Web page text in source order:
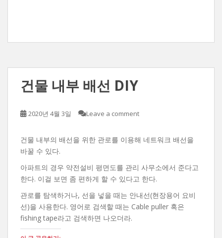
건물 내부 배선 DIY
2020년 4월 3일 Leave a comment
건물 내부의 배선을 위한 관로를 이용해 네트워크 배선을
바꿀 수 있다.
아파트의 경우 약전설비 평면도를 관리 사무소에서 준다고
한다. 이걸 보면 좀 편하게 할 수 있다고 한다.
관로를 탐색하거나, 선을 넣을 때는 안내선(현장용어 요비
선)을 사용한다. 영어로 검색할 때는 Cable puller 혹은
fishing tape라고 검색하면 나오더라.